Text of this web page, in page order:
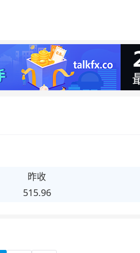
昨收
515.96